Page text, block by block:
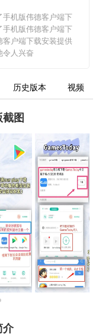
手机版伟德客户端下
机版伟德客户端下
客户端下载安装提供
令人兴奋
历史版本 视频
图
介